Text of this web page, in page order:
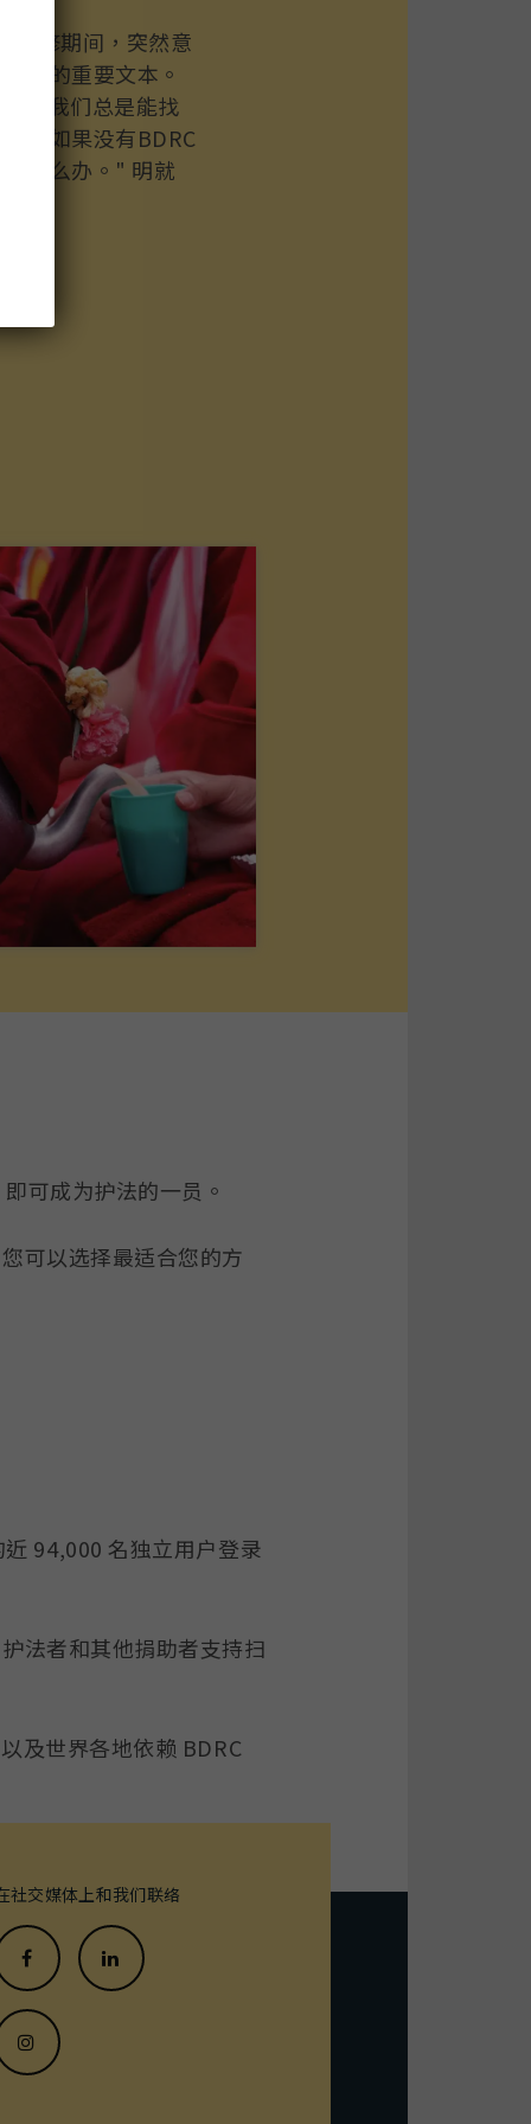
静修期间，突然意
承的重要文本。
，我们总是能找
象如果没有BDRC
怎么办。" 明就
可成为护法的一员。
可以选择最适合您的方
94,000 名独立用户登录
法者和其他捐助者支持扫
及世界各地依赖 BDRC
社交媒体上和我们联络